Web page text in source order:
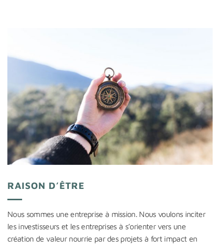
RAISON D’ÊTRE
Nous sommes une entreprise à mission. Nous voulons inciter
les investisseurs et les entreprises à s’orienter vers une
création de valeur nourrie par des projets à fort impact en